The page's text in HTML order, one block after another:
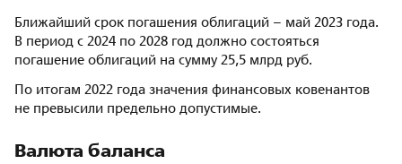
Ближайший срок погашения облигаций – май 2023 года.
В период с 2024 по 2028 год должно состояться
погашение облигаций на сумму 25,5 млрд руб.
По итогам 2022 года значения финансовых ковенантов
не превысили предельно допустимые.
Валюта баланса